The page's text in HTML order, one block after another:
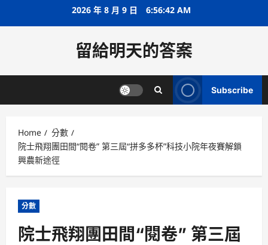
2026 年 8 月 9 日 6:56:42 AM
留給明天的答案
Subscribe
Home
分數
院士飛翔團田間“閱卷” 第三屆“拼多多杯”科技小院年夜賽解鎖
興農新途徑
分數
院士飛翔團田間“閱卷” 第三屆